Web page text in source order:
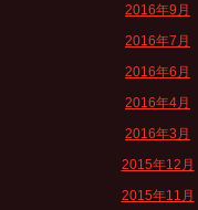
2016年9月
2016年7月
2016年6月
2016年4月
2016年3月
2015年12月
2015年11月